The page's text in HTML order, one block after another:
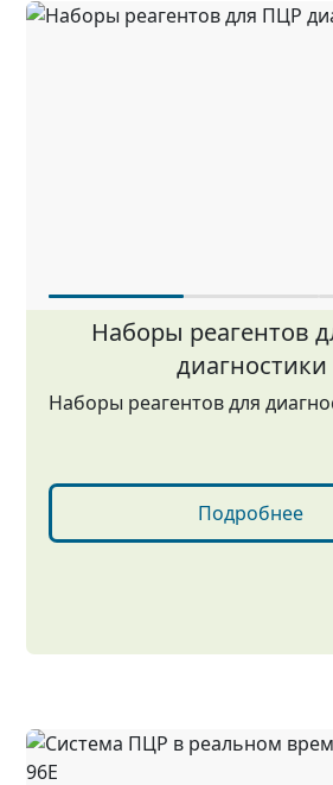
Наборы реагентов
диагностики
Наборы реагентов для
Подробнее